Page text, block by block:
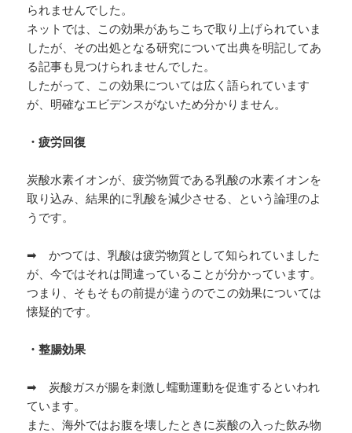
られませんでした。
ネットでは、この効果があちこちで取り上げられていま
したが、その出処となる研究について出典を明記してあ
る記事も見つけられませんでした。
したがって、この効果については広く語られています
が、明確なエビデンスがないため分かりません。
・疲労回復
炭酸水素イオンが、疲労物質である乳酸の水素イオンを
取り込み、結果的に乳酸を減少させる、という論理のよ
うです。
➡ かつては、乳酸は疲労物質として知られていました
が、今ではそれは間違っていることが分かっています。
つまり、そもそもの前提が違うのでこの効果については
懐疑的です。
・整腸効果
➡ 炭酸ガスが腸を刺激し蠕動運動を促進するといわれ
ています。
また、海外ではお腹を壊したときに炭酸の入った飲み物